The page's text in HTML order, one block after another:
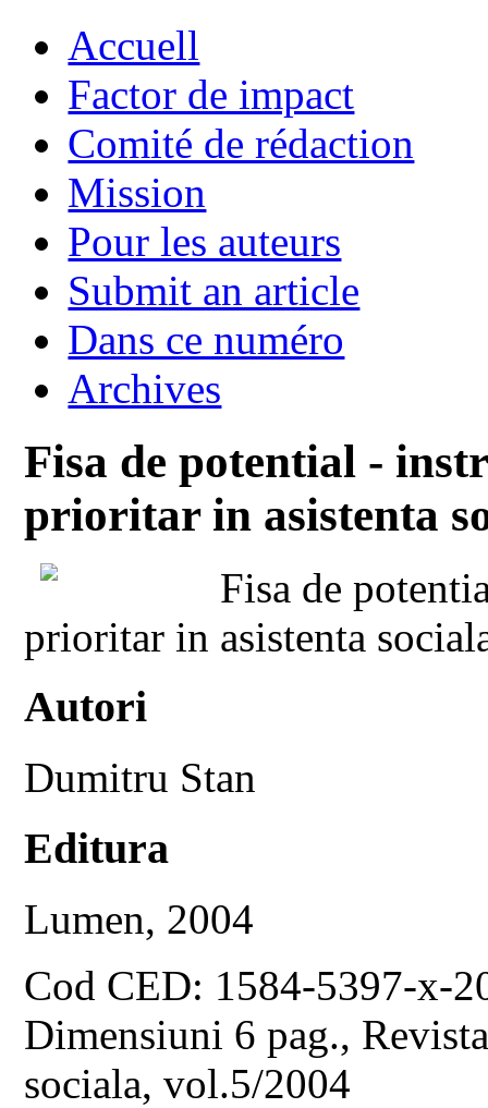
Accuell
Factor de impact
Comité de rédaction
Mission
Pour les auteurs
Submit an article
Dans ce numéro
Archives
Fisa de potential -
prioritar in asistenta
Fisa de
prioritar in asistenta
Autori
Dumitru Stan
Editura
Lumen, 2004
Cod CED: 1584-5397-x-
Dimensiuni 6 pag.,
sociala, vol.5/2004